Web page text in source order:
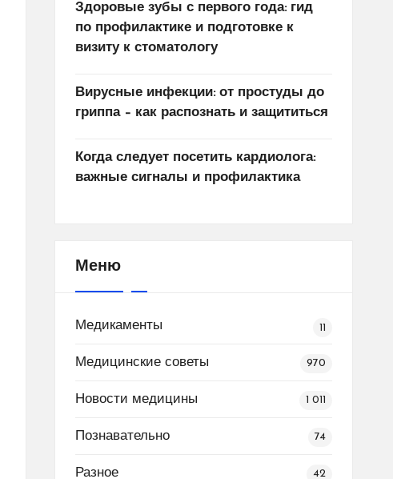
Здоровые зубы с первого года: гид
по профилактике и подготовке к
визиту к стоматологу
Вирусные инфекции: от простуды до
гриппа – как распознать и защититься
Когда следует посетить кардиолога:
важные сигналы и профилактика
Меню
Медикаменты 11
Медицинские советы 970
Новости медицины 1 011
Познавательно 74
Разное 42